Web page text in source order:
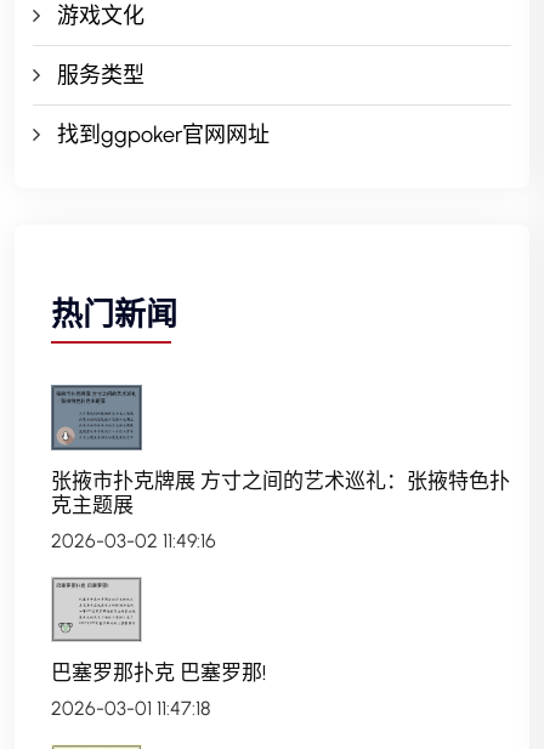
游戏文化
服务类型
找到ggpoker官网网址
热门新闻
张掖市扑克牌展 方寸之间的艺术巡礼：张掖特色扑
克主题展
2026-03-02 11:49:16
巴塞罗那扑克 巴塞罗那!
2026-03-01 11:47:18